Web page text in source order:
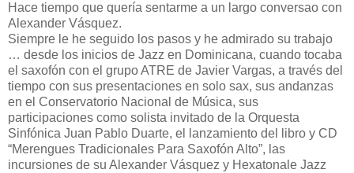
Hace tiempo que quería sentarme a un largo conversao con
Alexander Vásquez.
Siempre le he seguido los pasos y he admirado su trabajo
… desde los inicios de Jazz en Dominicana, cuando tocaba
el saxofón con el grupo ATRE de Javier Vargas, a través del
tiempo con sus presentaciones en solo sax, sus andanzas
en el Conservatorio Nacional de Música, sus
participaciones como solista invitado de la Orquesta
Sinfónica Juan Pablo Duarte, el lanzamiento del libro y CD
“Merengues Tradicionales Para Saxofón Alto”, las
incursiones de su Alexander Vásquez y Hexatonale Jazz